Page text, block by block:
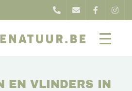
EN VLINDERS IN